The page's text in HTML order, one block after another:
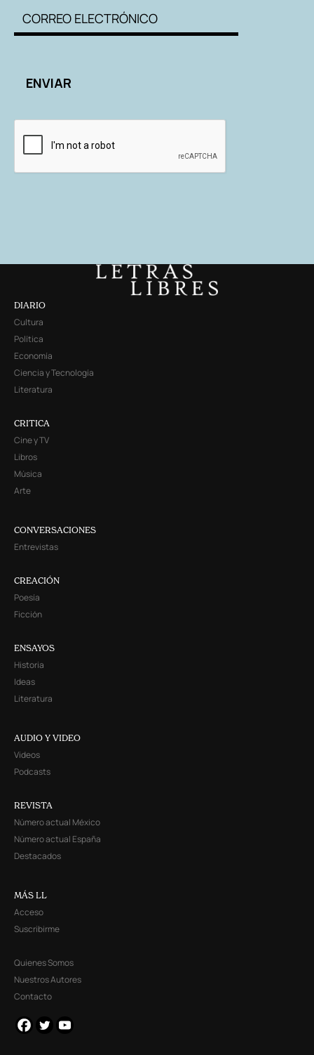
DIARIO
Cultura
Política
Economía
Ciencia y Tecnología
Literatura
CRITICA
Cine y TV
Libros
Música
Arte
CONVERSACIONES
Entrevistas
CREACIÓN
Poesía
Ficción
ENSAYOS
Historia
Ideas
Literatura
AUDIO Y VIDEO
Videos
Podcasts
REVISTA
Número actual México
Número actual España
Destacados
MÁS LL
Acceso
Suscribirme
Quienes Somos
Nuestros Autores
Contacto